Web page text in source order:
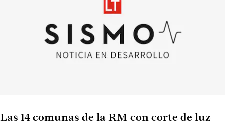
Las 14 comunas de la RM con corte de luz